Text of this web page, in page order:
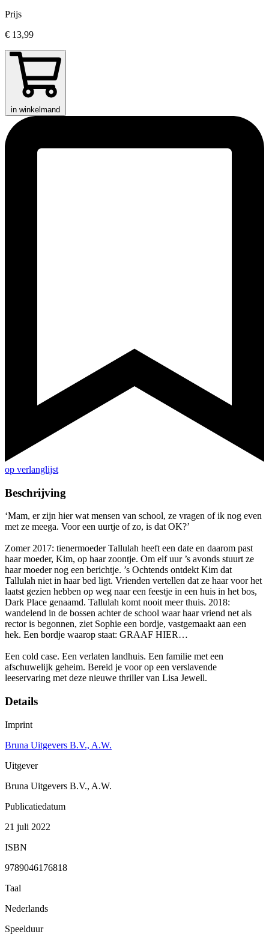
Prijs
€ 13,99
in winkelmand
op verlanglijst
Beschrijving
‘Mam, er zijn hier wat mensen van school, ze vragen of ik nog even
met ze meega. Voor een uurtje of zo, is dat OK?’
Zomer 2017: tienermoeder Tallulah heeft een date en daarom past
haar moeder, Kim, op haar zoontje. Om elf uur ’s avonds stuurt ze
haar moeder nog een berichtje. ’s Ochtends ontdekt Kim dat
Tallulah niet in haar bed ligt. Vrienden vertellen dat ze haar voor het
laatst gezien hebben op weg naar een feestje in een huis in het bos,
Dark Place genaamd. Tallulah komt nooit meer thuis. 2018:
wandelend in de bossen achter de school waar haar vriend net als
rector is begonnen, ziet Sophie een bordje, vastgemaakt aan een
hek. Een bordje waarop staat: GRAAF HIER…
Een cold case. Een verlaten landhuis. Een familie met een
afschuwelijk geheim. Bereid je voor op een verslavende
leeservaring met deze nieuwe thriller van Lisa Jewell.
Details
Imprint
Bruna Uitgevers B.V., A.W.
Uitgever
Bruna Uitgevers B.V., A.W.
Publicatiedatum
21 juli 2022
ISBN
9789046176818
Taal
Nederlands
Speelduur